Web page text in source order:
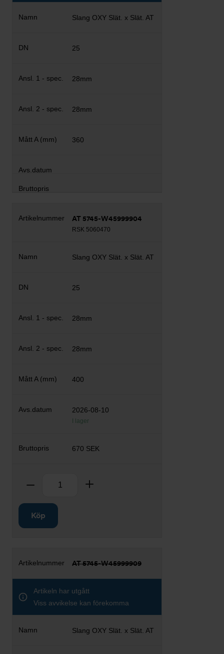
Slang OXY Slät. x Slät. AT
25
28mm
28mm
360
AT 5745-W45999904
RSK 5060470
Slang OXY Slät. x Slät. AT
25
28mm
28mm
400
2026-08-10
I lager
670 SEK
Ta bort
Köp
AT 5745-W45999909
Artikeln har utgått
Viss avvikelse kan förekomma
Slang OXY Slät. x Slät. AT